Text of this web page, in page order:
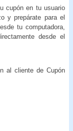
cupón en tu usuario
y prepárate para el
tu computadora,
desde el
al cliente de Cupón